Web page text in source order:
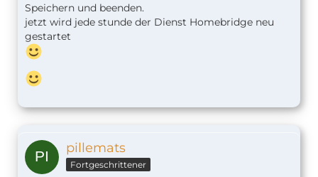
Speichern und beenden.
jetzt wird jede stunde der Dienst Homebridge neu
gestartet
pillemats
Fortgeschrittener